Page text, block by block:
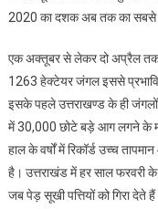
2020 का दशक अब तक का सबसे
एक अक्तूबर से लेकर दो अप्रैल
1263 हेक्टेयर जंगल इससे
इसके पहले उत्तराखण्ड के ही
में 30,000 छोटे बड़े आग लगने के
हाल के वर्षों में रिकॉर्ड उच्च
है। उत्तराखंड में हर साल
जब पेड़ सूखी पत्तियों को गिरा देते